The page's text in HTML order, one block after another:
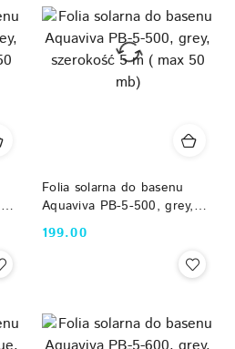
Folia solarna do basenu
Aquaviva PB-5-500, grey,
szerokość 5 m ( max 50
mb)
Cena:
199.00